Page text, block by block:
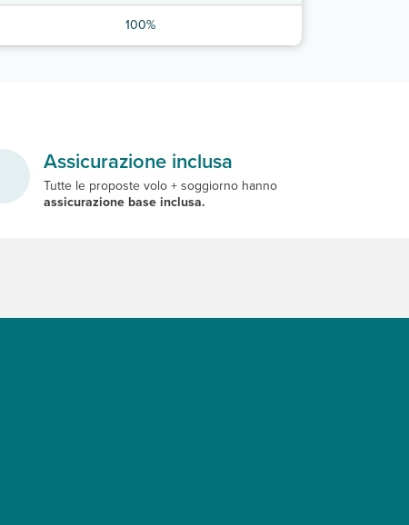
100%
Assicurazione inclusa
Tutte le proposte volo + soggiorno hanno
assicurazione base inclusa.